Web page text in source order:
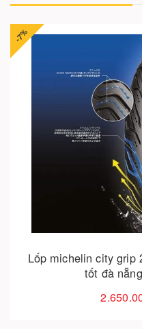
Lốp xe yamaha tfx
nẵng |
Cho